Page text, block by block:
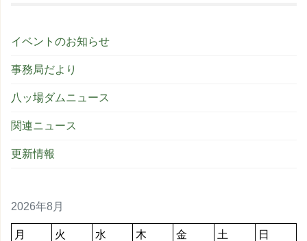
イベントのお知らせ
事務局だより
八ッ場ダムニュース
関連ニュース
更新情報
2026年8月
月 火 水 木 金 土
日